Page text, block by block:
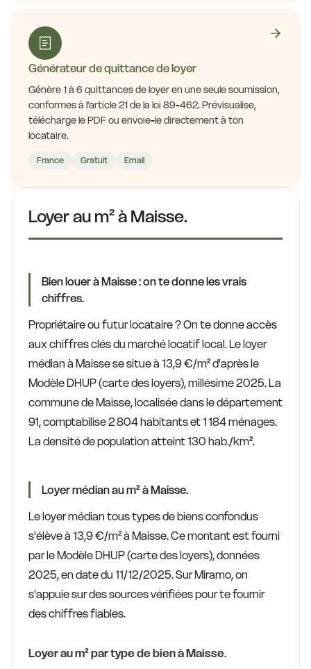
Générateur de quittance de loyer
Génère 1 à 6 quittances de loyer en une seule soumission,
conformes à l'article 21 de la loi 89-462. Prévisualise,
télécharge le PDF ou envoie-le directement à ton
locataire.
France Gratuit Email
Loyer au m² à Maisse.
Bien louer à Maisse : on te donne les vrais
chiffres.
Propriétaire ou futur locataire ? On te donne accès
aux chiffres clés du marché locatif local. Le loyer
médian à Maisse se situe à 13,9 €/m² d'après le
Modèle DHUP (carte des loyers), millésime 2025. La
commune de Maisse, localisée dans le département
91, comptabilise 2 804 habitants et 1 184 ménages.
La densité de population atteint 130 hab./km².
Loyer médian au m² à Maisse.
Le loyer médian tous types de biens confondus
s'élève à 13,9 €/m² à Maisse. Ce montant est fourni
par le Modèle DHUP (carte des loyers), données
2025, en date du 11/12/2025. Sur Miramo, on
s'appuie sur des sources vérifiées pour te fournir
des chiffres fiables.
Loyer au m² par type de bien à Maisse.